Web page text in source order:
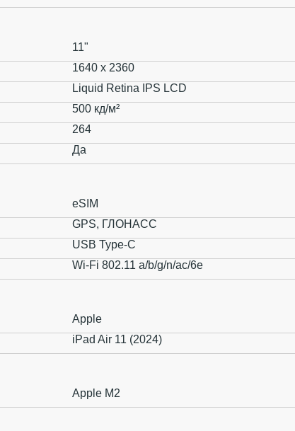
11"
1640 x 2360
Liquid Retina IPS LCD
500 кд/м²
264
Да
eSIM
GPS, ГЛОНАСС
USB Type-C
Wi-Fi 802.11 a/b/g/n/ac/6e
Apple
iPad Air 11 (2024)
Apple M2